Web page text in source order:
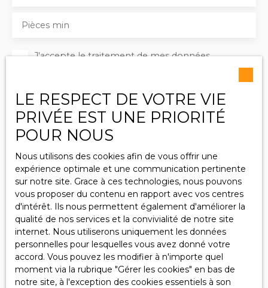
Pièces min
J'accepte le traitement de mes données
personnelles conformément au RGPD. Si vous ne
commerciale par voie téléphonique, vous pouvez
vous inscrire gratuitement sur la liste d'opposition
au démarchage téléphonique, prévu par l'article
L223-1 du code de la consommation, sur le site
Internet www.bloctel.gouv.fr ou par courrier
adressé à :
Société Worldline, Service Bloctel, CS 61311, 41013
BLOIS CEDEX.
Pour en savoir plus sur le traitement de vos
données personnelles, veuillez consulter notre
politique de confidentialité.
Recevoir des annonces
LE RESPECT DE VOTRE VIE
PRIVÉE EST UNE PRIORITÉ
POUR NOUS
Nous utilisons des cookies afin de vous offrir une
expérience optimale et une communication pertinente
sur notre site. Grace à ces technologies, nous pouvons
vous proposer du contenu en rapport avec vos centres
d'intérêt. Ils nous permettent également d'améliorer la
qualité de nos services et la convivialité de notre site
internet. Nous utiliserons uniquement les données
personnelles pour lesquelles vous avez donné votre
accord. Vous pouvez les modifier à n'importe quel
moment via la rubrique ″Gérer les cookies″ en bas de
notre site, à l'exception des cookies essentiels à son